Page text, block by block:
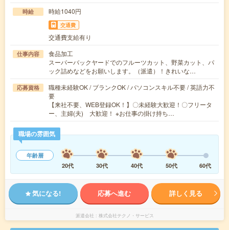
時給 時給1040円
交通費
交通費支給有り
仕事内容
食品加工
スーパーバックヤードでのフルーツカット、野菜カット、パ
ック詰めなどをお願いします。（派遣）！きれいな…
応募資格
職種未経験OK / ブランクOK / パソコンスキル不要 / 英語力不
要
【来社不要、WEB登録OK！】〇未経験大歓迎！〇フリータ
ー、主婦(夫) 大歓迎！ ※お仕事の掛け持ち…
職場の雰囲気
年齢層
20代
30代 40代 50代 60代
気になる! 応募へ進む 詳しく見る
派遣会社 株式会社テクノ・サービス